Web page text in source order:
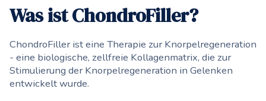
Was ist ChondroFiller?
ChondroFiller ist eine Therapie zur Knorpelregeneration
- eine biologische, zellfreie Kollagenmatrix, die zur
Stimulierung der Knorpelregeneration in Gelenken
entwickelt wurde.